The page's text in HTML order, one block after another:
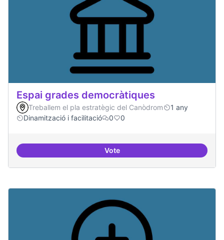
Espai grades democràtiques
Treballem el pla estratègic del Canòdrom
1 any
Dinamització i facilitació
0 0
VoteEspai grades democràtiques